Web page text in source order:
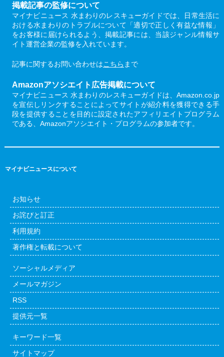
掲載記事の監修について
マイナビニュース 水まわりのレスキューガイドでは、日常生活に
おける水まわりのトラブルについて「適切で正しく有益な情報」
をお客様に届けられるよう、掲載記事には、当該ジャンル情報サ
イト運営企業の監修を入れています。
記事に関するお問い合わせはこちら まで
Amazonアソシエイト広告掲載について
マイナビニュース 水まわりのレスキューガイドは、Amazon.co.jp
を宣伝しリンクすることによってサイトが紹介料を獲得できる手
段を提供することを目的に設定されたアフィリエイトプログラム
である、Amazonアソシエイト・プログラムの参加者です。
マイナビニュースについて
お知らせ
お詫びと訂正
利用規約
著作権と転載について
ソーシャルメディア
メールマガジン
RSS
提供元一覧
キーワード一覧
サイトマップ